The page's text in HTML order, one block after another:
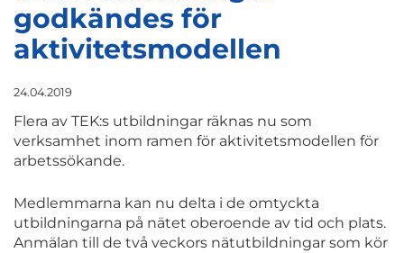
godkändes för
aktivitetsmodellen
24.04.2019
Flera av TEK:s utbildningar räknas nu som
verksamhet inom ramen för aktivitetsmodellen för
arbetssökande.
Medlemmarna kan nu delta i de omtyckta
utbildningarna på nätet oberoende av tid och plats.
Anmälan till de två veckors nätutbildningar som kör